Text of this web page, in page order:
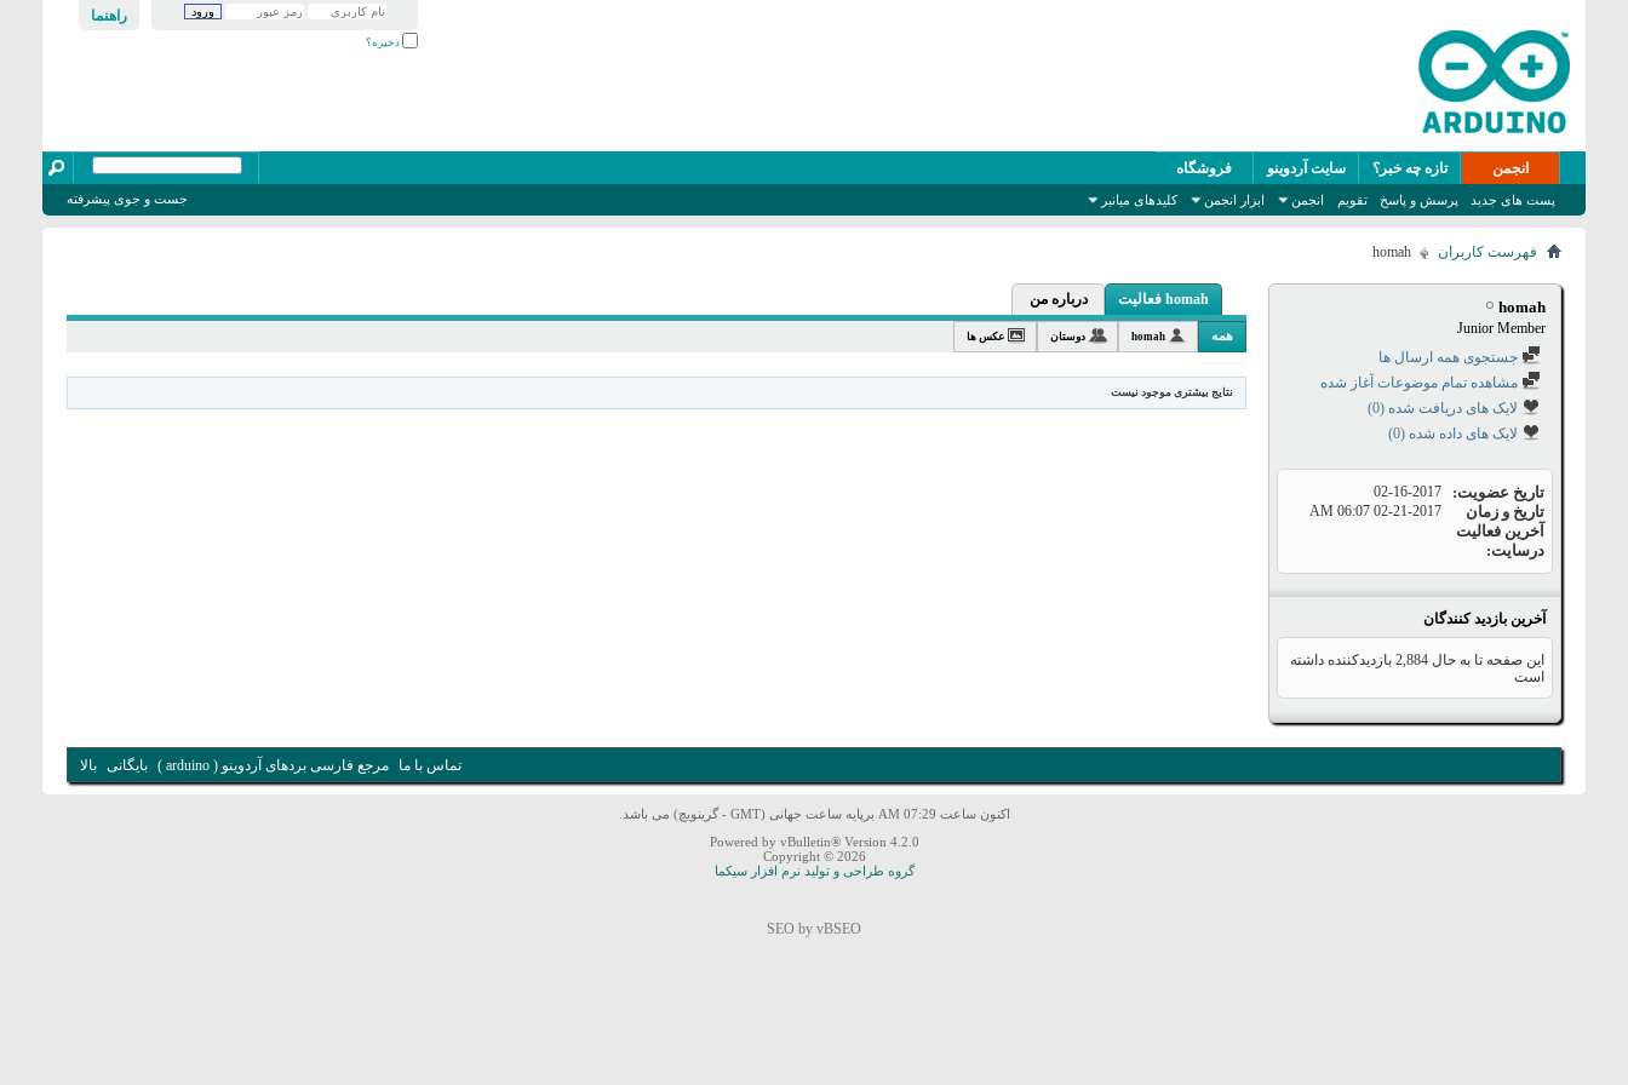
راهنما
ذخیره؟
انجمن
پست های جدید پرسش و پاسخ تقویم انجمن ابزار انجمن کلیدهای میانبر
تازه چه خبر؟ سایت آردوینو فروشگاه
جست و جوی پیشرفته
فهرست کاربران homah
homah
Junior Member
جستجوی همه ارسال ها
مشاهده تمام موضوعات آغاز شده
لایک های دریافت شده (0)
لایک های داده شده (0)
تاریخ عضویت 02-16-2017
تاریخ و زمان
آخرین فعالیت
درسایت
02-21-2017
06:07 AM
آخرین بازدید کنندگان
این صفحه تا به حال 2,884 بازدیدکننده داشته
است
homah فعالیت درباره من
همه homah دوستان عکس ها
نتایج بیشتری موجود نیست
تماس با ما مرجع فارسی بردهای آردوینو ( arduino ) بایگانی بالا
اکنون ساعت 07:29 AM برپایه ساعت جهانی (GMT - گرینویچ) می باشد.
Powered by vBulletin® Version 4.2.0
Copyright © 2026
گروه طراحی و تولید نرم افزار سیکما
SEO by vBSEO